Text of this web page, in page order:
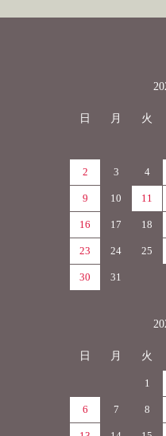
日 月 火
2 3 4
9 10 11
16 17 18
23 24 25
30 31
日 月 火
1
6 7 8